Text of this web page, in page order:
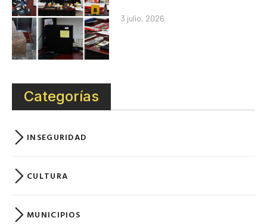
3 julio, 2026
Categorías
INSEGURIDAD
CULTURA
MUNICIPIOS